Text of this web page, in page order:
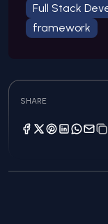
Full Stack
framework
SHARE